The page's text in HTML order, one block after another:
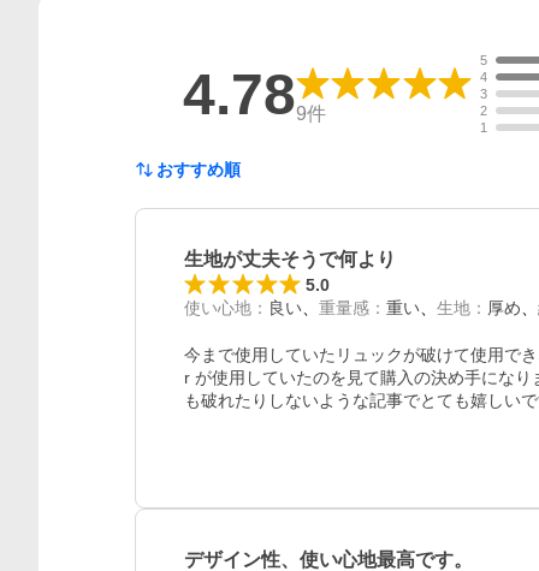
4.789件
5
4
3
2
1
おすすめ順
生地が丈夫そうで何より
5.0
使い心地 ： 良い 重量感 ： 重い 生地 ： 厚め
今まで使用していたリュックが破けて使用で
r が使用していたのを見て購入の決め手にな
も破れたりしないような記事でとても嬉しい
デザイン性、使い心地最高です。